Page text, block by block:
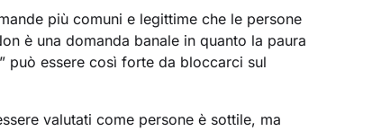
più comuni e legittime che le persone
è una domanda banale in quanto la paura
può essere così forte da bloccarci sul
valutati come persone è sottile, ma